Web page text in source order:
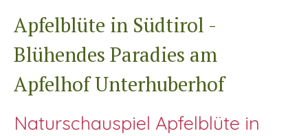
Apfelblüte in Südtirol -
Blühendes Paradies am
Apfelhof Unterhuberhof
Naturschauspiel Apfelblüte in